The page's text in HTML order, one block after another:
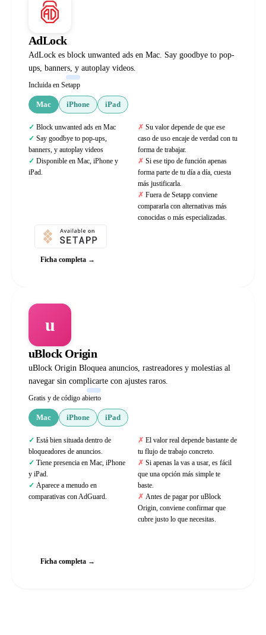
AdLock
AdLock es block unwanted ads en Mac. Say goodbye to pop-
ups, banners, y autoplay videos.
Incluida en Setapp
Mac iPhone iPad
Block unwanted ads en Mac
Say goodbye to pop-ups,
banners, y autoplay videos
Disponible en Mac, iPhone y
iPad.
Su valor depende de que ese
caso de uso encaje de verdad con tu
forma de trabajar.
Si ese tipo de función apenas
forma parte de tu día a día, cuesta
más justificarla.
Fuera de Setapp conviene
compararla con alternativas más
conocidas o más especializadas.
Ficha completa →
u
uBlock Origin
uBlock Origin Bloquea anuncios, rastreadores y molestias al
navegar sin complicarte con ajustes raros.
Gratis y de código abierto
Mac iPhone iPad
Está bien situada dentro de
bloqueadores de anuncios.
Tiene presencia en Mac, iPhone
y iPad.
Aparece a menudo en
comparativas con AdGuard.
El valor real depende bastante de
tu flujo de trabajo concreto.
Si apenas la vas a usar, es fácil
que una opción más simple te
baste.
Antes de pagar por uBlock
Origin, conviene confirmar que
cubre justo lo que necesitas.
Ficha completa →